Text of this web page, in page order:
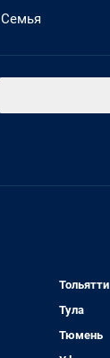
Семья
Тольятти
Тула
Тюмень